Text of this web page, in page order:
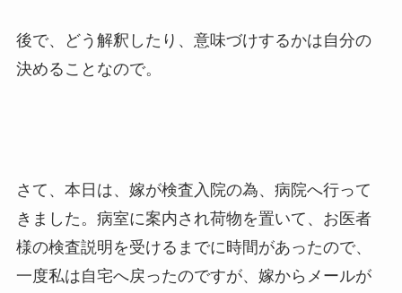
後で、どう解釈したり、意味づけするかは自分の
決めることなので。
さて、本日は、嫁が検査入院の為、病院へ行って
きました。病室に案内され荷物を置いて、お医者
様の検査説明を受けるまでに時間があったので、
一度私は自宅へ戻ったのですが、嫁からメールが